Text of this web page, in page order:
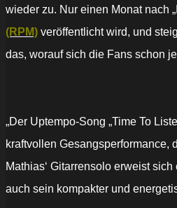
wieder zu. Nur einen Monat nach
(RPM) veröffentlicht wird, und
das, worauf sich die Fans schon
„Der Uptempo-Song „Time To
kraftvollen Gesangsperformance,
Mathias‘ Gitarrensolo erweist
auch sein kompakter und